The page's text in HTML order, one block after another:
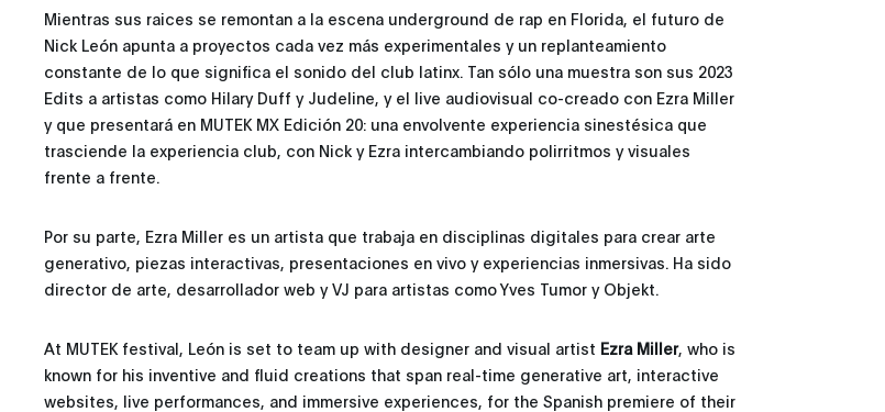
Mientras sus raices se remontan a la escena underground de rap en Florida, el futuro de
Nick León apunta a proyectos cada vez más experimentales y un replanteamiento
constante de lo que significa el sonido del club latinx. Tan sólo una muestra son sus 2023
Edits a artistas como Hilary Duff y Judeline, y el live audiovisual co-creado con Ezra Miller
y que presentará en MUTEK MX Edición 20: una envolvente experiencia sinestésica que
trasciende la experiencia club, con Nick y Ezra intercambiando polirritmos y visuales
frente a frente.
Por su parte, Ezra Miller es un artista que trabaja en disciplinas digitales para crear arte
generativo, piezas interactivas, presentaciones en vivo y experiencias inmersivas. Ha sido
director de arte, desarrollador web y VJ para artistas como Yves Tumor y Objekt.
At MUTEK festival, León is set to team up with designer and visual artist Ezra Miller, who is
known for his inventive and fluid creations that span real-time generative art, interactive
websites, live performances, and immersive experiences, for the Spanish premiere of their